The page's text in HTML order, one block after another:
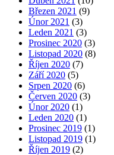
Březen 2021 (9)
Únor 2021 (3)
Leden 2021 (3)
Prosinec 2020 (3)
Listopad 2020 (8)
Říjen 2020 (7)
Září 2020 (5)
Srpen 2020 (6)
Červen 2020 (3)
Únor 2020 (1)
Leden 2020 (1)
Prosinec 2019 (1)
Listopad 2019 (1)
Říjen 2019 (2)